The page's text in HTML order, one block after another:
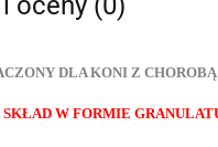
DLA KONI Z
W FORMIE